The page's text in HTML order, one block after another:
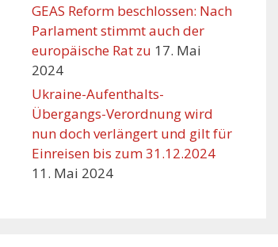
GEAS Reform beschlossen: Nach
Parlament stimmt auch der
europäische Rat zu 17. Mai
2024
Ukraine-Aufenthalts-
Übergangs-Verordnung wird
nun doch verlängert und gilt für
Einreisen bis zum 31.12.2024
11. Mai 2024